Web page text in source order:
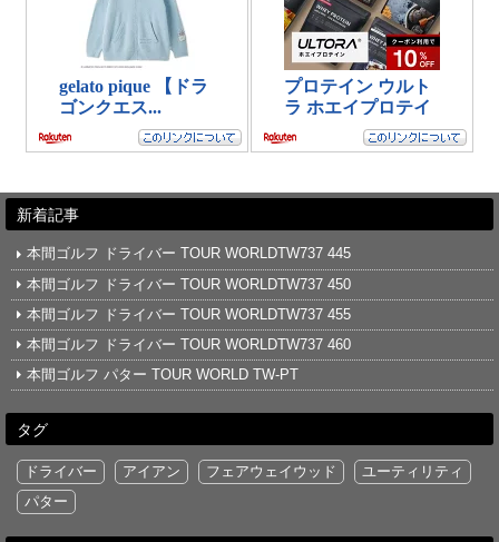
新着記事
本間ゴルフ ドライバー TOUR WORLDTW737 445
本間ゴルフ ドライバー TOUR WORLDTW737 450
本間ゴルフ ドライバー TOUR WORLDTW737 455
本間ゴルフ ドライバー TOUR WORLDTW737 460
本間ゴルフ パター TOUR WORLD TW-PT
タグ
ドライバー アイアン フェアウェイウッド
ユーティリティ
パター